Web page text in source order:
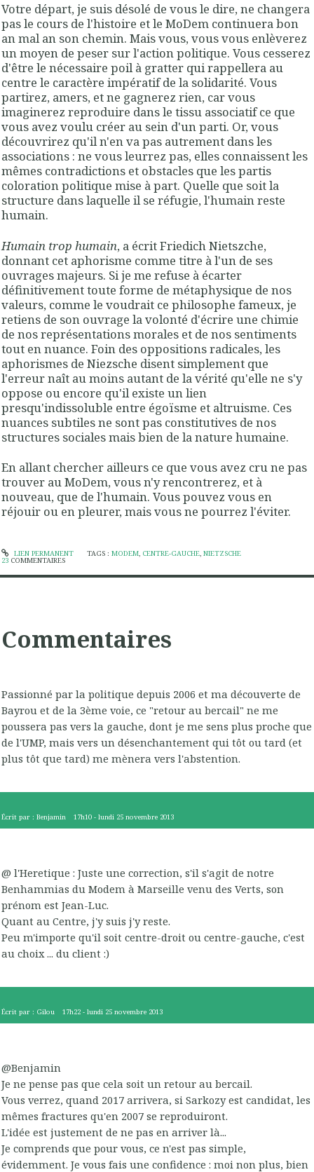
Votre départ, je suis désolé de vous le dire, ne changera
pas le cours de l'histoire et le MoDem continuera bon
an mal an son chemin. Mais vous, vous vous enlèverez
un moyen de peser sur l'action politique. Vous cesserez
d'être le nécessaire poil à gratter qui rappellera au
centre le caractère impératif de la solidarité. Vous
partirez, amers, et ne gagnerez rien, car vous
imaginerez reproduire dans le tissu associatif ce que
vous avez voulu créer au sein d'un parti. Or, vous
découvrirez qu'il n'en va pas autrement dans les
associations : ne vous leurrez pas, elles connaissent les
mêmes contradictions et obstacles que les partis
coloration politique mise à part. Quelle que soit la
structure dans laquelle il se réfugie, l'humain reste
humain.
Humain trop humain, a écrit Friedich Nietszche,
donnant cet aphorisme comme titre à l'un de ses
ouvrages majeurs. Si je me refuse à écarter
définitivement toute forme de métaphysique de nos
valeurs, comme le voudrait ce philosophe fameux, je
retiens de son ouvrage la volonté d'écrire une chimie
de nos représentations morales et de nos sentiments
tout en nuance. Foin des oppositions radicales, les
aphorismes de Niezsche disent simplement que
l'erreur naît au moins autant de la vérité qu'elle ne s'y
oppose ou encore qu'il existe un lien
presqu'indissoluble entre égoïsme et altruisme. Ces
nuances subtiles ne sont pas constitutives de nos
structures sociales mais bien de la nature humaine.
En allant chercher ailleurs ce que vous avez cru ne pas
trouver au MoDem, vous n'y rencontrerez, et à
nouveau, que de l'humain. Vous pouvez vous en
réjouir ou en pleurer, mais vous ne pourrez l'éviter.
LIEN PERMANENT TAGS : MODEM, CENTRE-GAUCHE, NIETZSCHE
23 COMMENTAIRES
Commentaires
Passionné par la politique depuis 2006 et ma découverte de
Bayrou et de la 3ème voie, ce "retour au bercail" ne me
poussera pas vers la gauche, dont je me sens plus proche que
de l'UMP, mais vers un désenchantement qui tôt ou tard (et
plus tôt que tard) me mènera vers l'abstention.
Écrit par : Benjamin 17h10 -lundi 25 novembre 2013
@ l'Heretique : Juste une correction, s'il s'agit de notre
Benhammias du Modem à Marseille venu des Verts, son
prénom est Jean-Luc.
Quant au Centre, j'y suis j'y reste.
Peu m'importe qu'il soit centre-droit ou centre-gauche, c'est
au choix ... du client :)
Écrit par : Gilou 17h22 -lundi 25 novembre 2013
@Benjamin
Je ne pense pas que cela soit un retour au bercail.
Vous verrez, quand 2017 arrivera, si Sarkozy est candidat, les
mêmes fractures qu'en 2007 se reproduiront.
L'idée est justement de ne pas en arriver là...
Je comprends que pour vous, ce n'est pas simple,
évidemment. Je vous fais une confidence : moi non plus, bien